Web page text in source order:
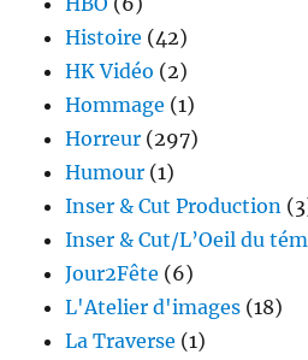
Histoire (42)
HK Vidéo (2)
Hommage (1)
Horreur (297)
Humour (1)
Inser & Cut Production
Inser & Cut/L’Oeil du
Jour2Fête (6)
L'Atelier d'images (18)
La Traverse (1)